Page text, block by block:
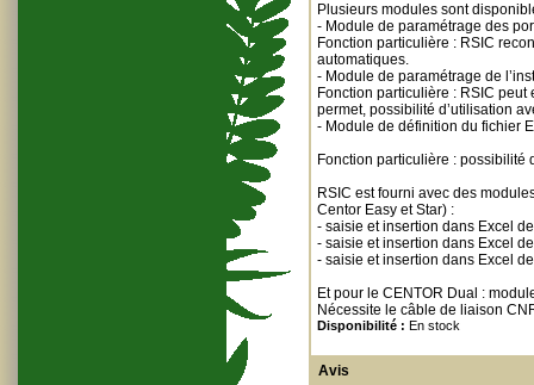
Plusieurs modules sont
- Module de paramétrage des
Fonction particulière : RSIC
automatiques.
- Module de paramétrage de
Fonction particulière : RSIC
permet, possibilité d’utilisation
- Module de définition du fichier
Fonction particulière : possibilité
RSIC est fourni avec des
Centor Easy et Star) :
- saisie et insertion dans Excel
- saisie et insertion dans Excel
- saisie et insertion dans Excel
Et pour le CENTOR Dual :
Nécessite le câble de liaison
Disponibilité : En stock
Avis